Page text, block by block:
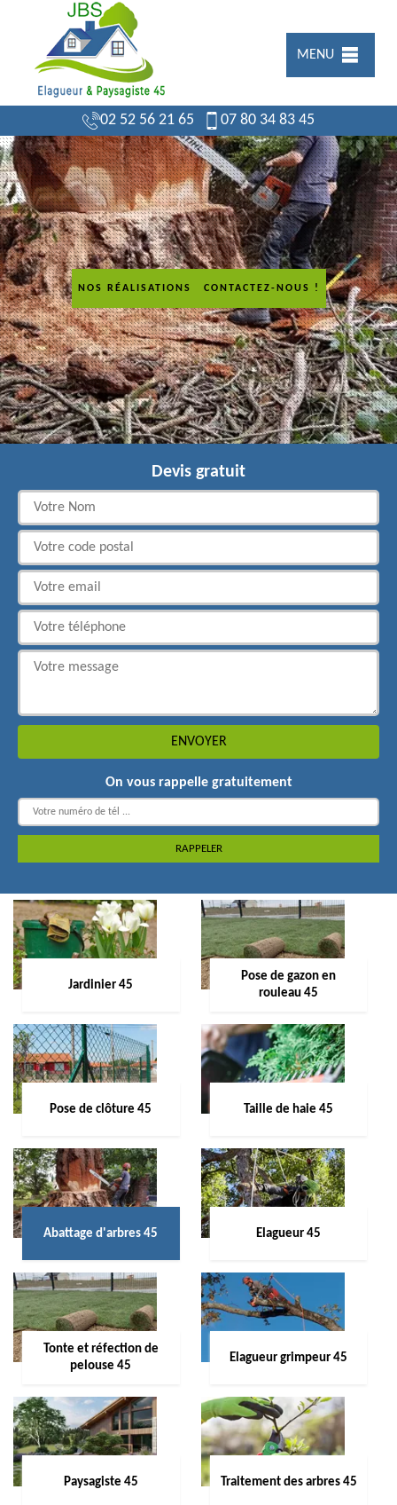
MENU
02 52 56 21 65 07 80 34 83 45
NOS RÉALISATIONS CONTACTEZ-NOUS !
Devis gratuit
On vous rappelle gratuitement
Jardinier 45
Pose de gazon en
rouleau 45
Pose de clôture 45 Taille de haie 45
Abattage d'arbres 45 Elagueur 45
Tonte et réfection de
pelouse 45
Elagueur grimpeur 45
Paysagiste 45 Traitement des arbres 45